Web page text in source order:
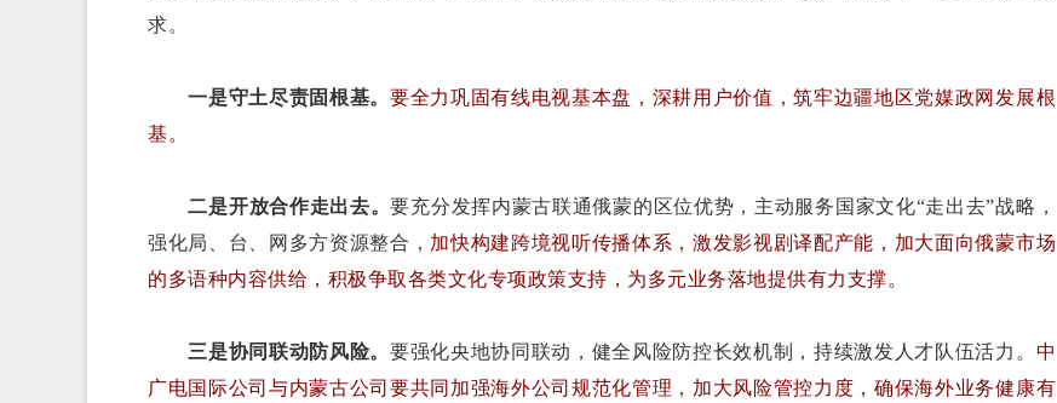
求。
一是守土尽责固根基。要全力巩固有线电视基本盘，深耕用户价值，筑牢边疆地区党媒政网发展根
基。
二是开放合作走出去。要充分发挥内蒙古联通俄蒙的区位优势，主动服务国家文化“走出去”战略，
强化局、台、网多方资源整合， 加快构建跨境视听传播体系，激发影视剧译配产能，加大面向俄蒙市场
的多语种内容供给，积极争取各类文化专项政策支持，为多元业务落地提供有力支撑。
三是协同联动防风险。要强化央地协同联动，健全风险防控长效机制，持续激发人才队伍活力。 中
广电国际公司与内蒙古公司要共同加强海外公司规范化管理，加大风险管控力度，确保海外业务健康有